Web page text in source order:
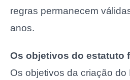
regras permanecem
anos.
Os objetivos do estatuto
Os objetivos da criação do